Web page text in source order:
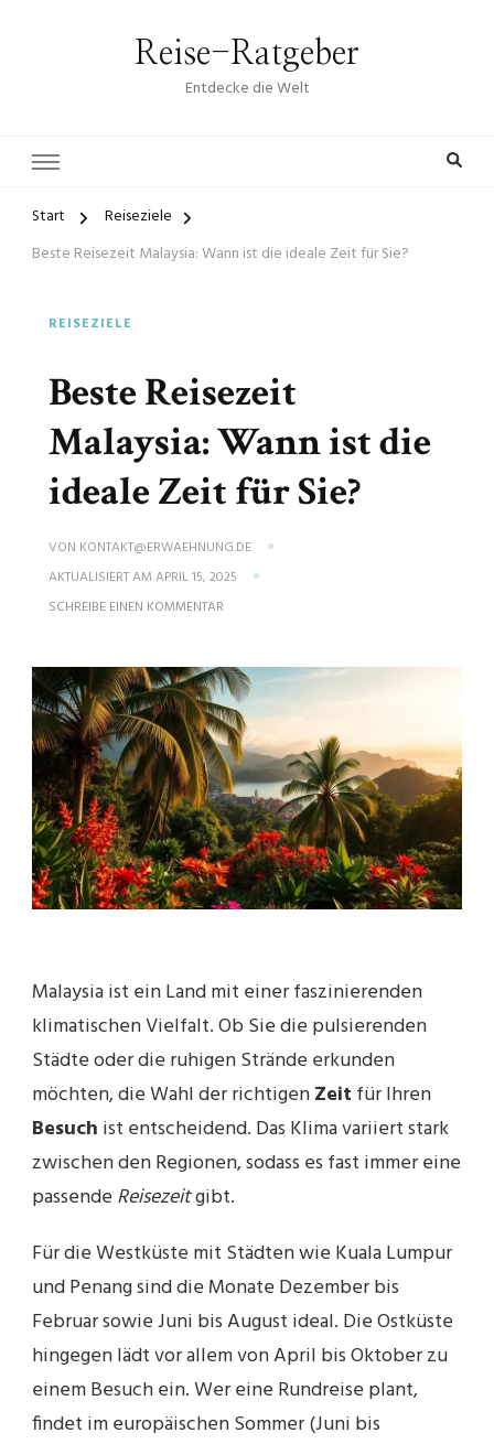
Reise-Ratgeber
Entdecke die Welt
Start
Reiseziele
Beste Reisezeit Malaysia: Wann ist die ideale Zeit für Sie?
REISEZIELE
Beste Reisezeit
Malaysia: Wann ist die
ideale Zeit für Sie?
VON KONTAKT@ERWAEHNUNG.DE
AKTUALISIERT AM APRIL 15, 2025
SCHREIBE EINEN KOMMENTAR
MALAYSIA:
WANN
IST
DIE
IDEALE
ZEIT
FÜR
SIE?
Malaysia ist ein Land mit einer faszinierenden
klimatischen Vielfalt. Ob Sie die pulsierenden
Städte oder die ruhigen Strände erkunden
möchten, die Wahl der richtigenZeit für Ihren
Besuch ist entscheidend. Das Klima variiert stark
zwischen den Regionen, sodass es fast immer eine
passende Reisezeitgibt.
Für die Westküste mit Städten wie Kuala Lumpur
und Penang sind die Monate Dezember bis
Februar sowie Juni bis August ideal. Die Ostküste
hingegen lädt vor allem von April bis Oktober zu
einem Besuch ein. Wer eine Rundreise plant,
findet im europäischen Sommer (Juni bis